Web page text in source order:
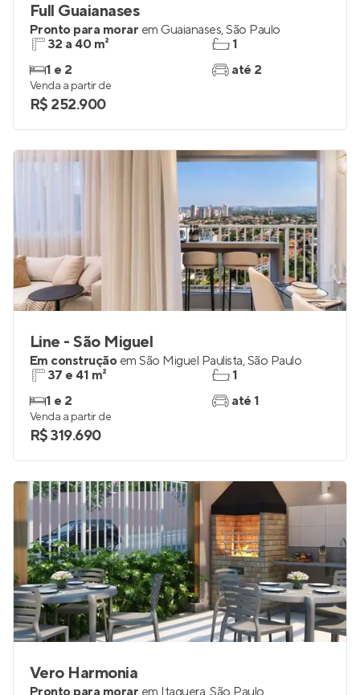
Full Guaianases
Pronto para morar em Guaianases,São Paulo
32 a 40 m²
1 e 2
1
até 2
Venda a partir de
R$ 252.900
Line - São Miguel
Em construção em São Miguel Paulista,São Paulo
37 e 41 m²
1 e 2
1
até 1
Venda a partir de
R$ 319.690
Vero Harmonia
Pronto para morar em Itaquera,São Paulo